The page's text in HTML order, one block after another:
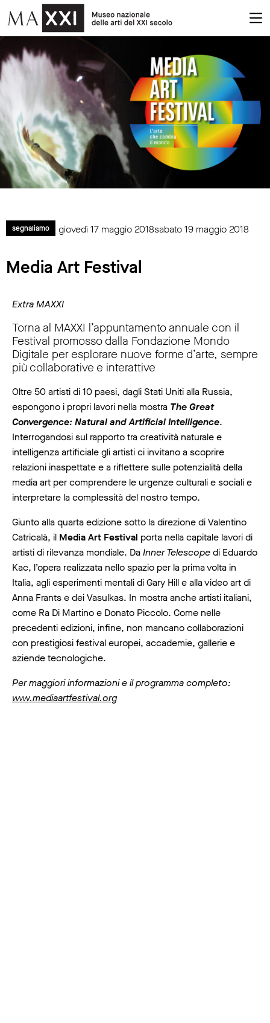
segnaliamo giovedì 17 maggio 2018sabato 19 maggio 2018
Media Art Festival
Extra MAXXI
Torna al MAXXI l’appuntamento annuale con il
Festival promosso dalla Fondazione Mondo
Digitale per esplorare nuove forme d’arte, sempre
più collaborative e interattive
Oltre 50 artisti di 10 paesi, dagli Stati Uniti alla Russia,
espongono i propri lavori nella mostra The Great
Convergence: Natural and Artificial Intelligence.
Interrogandosi sul rapporto tra creatività naturale e
intelligenza artificiale gli artisti ci invitano a scoprire
relazioni inaspettate e a riflettere sulle potenzialità della
media art per comprendere le urgenze culturali e sociali e
interpretare la complessità del nostro tempo.
Giunto alla quarta edizione sotto la direzione di Valentino
Catricalà, il Media Art Festival porta nella capitale lavori di
artisti di rilevanza mondiale. DaInner Telescopedi Eduardo
Kac, l’opera realizzata nello spazio per la prima volta in
Italia, agli esperimenti mentali di Gary Hill e alla video art di
Anna Frants e dei Vasulkas. In mostra anche artisti italiani,
come Ra Di Martino e Donato Piccolo. Come nelle
precedenti edizioni, infine, non mancano collaborazioni
con prestigiosi festival europei, accademie, gallerie e
aziende tecnologiche.
Per maggiori informazioni e il programma completo:
www.mediaartfestival.org